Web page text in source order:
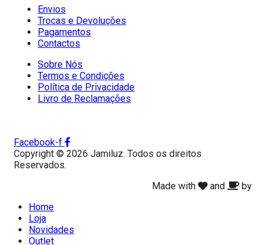
Envios
Trocas e Devoluções
Pagamentos
Contactos
Sobre Nós
Termos e Condições
Política de Privacidade
Livro de Reclamações
Facebook-f
Copyright © 2026 Jamiluz. Todos os direitos
Reservados.
Made with
and
by
Home
Loja
Novidades
Outlet